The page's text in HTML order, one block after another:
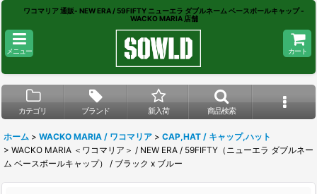
ワコマリア 通販- NEW ERA / 59FIFTY ニューエラ ダブルネーム ベースボールキャップ -
WACKO MARIA 店舗
メニュー カート
カテゴリ ブランド 新入荷 商品検索
ホーム > WACKO MARIA / ワコマリア > CAP,HAT / キャップ,ハット
> WACKO MARIA ＜ワコマリア＞ / NEW ERA / 59FIFTY（ニューエラ ダブルネー
ム ベースボールキャップ） / ブラック x ブルー